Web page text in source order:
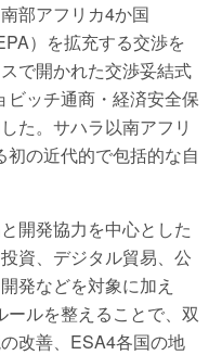
部アフリカ4か国
）を拡充する交渉を
で開かれた交渉妥結式
ッチ通商・経済安全保
た。サハラ以南アフリ
の近代的で包括的な自
開発協力を中心とした
資、デジタル貿易、公
発などを対象に加え
ルを整えることで、双
改善、ESA4各国の地